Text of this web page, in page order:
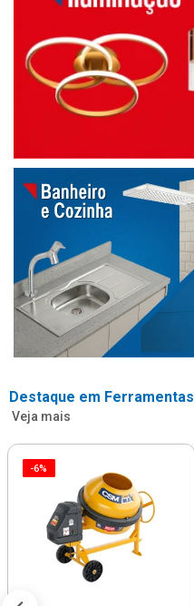
Destaque em Ferramentas
Veja mais
-6%